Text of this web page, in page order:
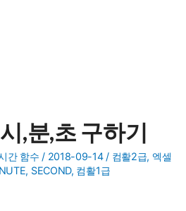
,분,초 구하기
간 함수 / 2018-09-14 / 컴활2급, 엑셀
, SECOND, 컴활1급